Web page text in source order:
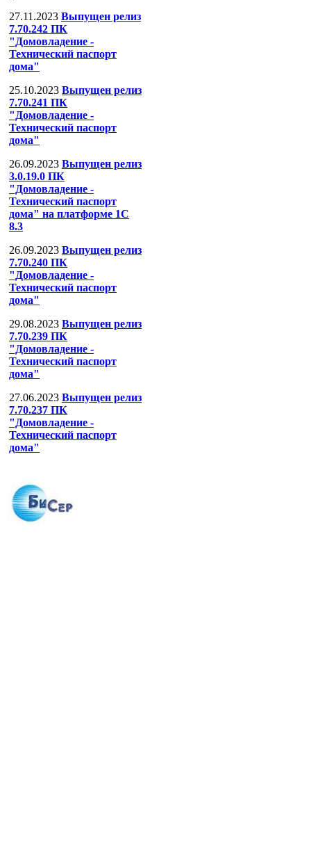
27.11.2023 Выпущен релиз
7.70.242 ПК
"Домовладение -
Технический паспорт
дома"
25.10.2023 Выпущен релиз
7.70.241 ПК
"Домовладение -
Технический паспорт
дома"
26.09.2023 Выпущен релиз
3.0.19.0 ПК
"Домовладение -
Технический паспорт
дома" на платформе 1С
8.3
26.09.2023 Выпущен релиз
7.70.240 ПК
"Домовладение -
Технический паспорт
дома"
29.08.2023 Выпущен релиз
7.70.239 ПК
"Домовладение -
Технический паспорт
дома"
27.06.2023 Выпущен релиз
7.70.237 ПК
"Домовладение -
Технический паспорт
дома"